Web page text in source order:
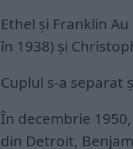
Ethel și Franklin
în 1938) și
Cuplul s-a separat
În decembrie
din Detroit,